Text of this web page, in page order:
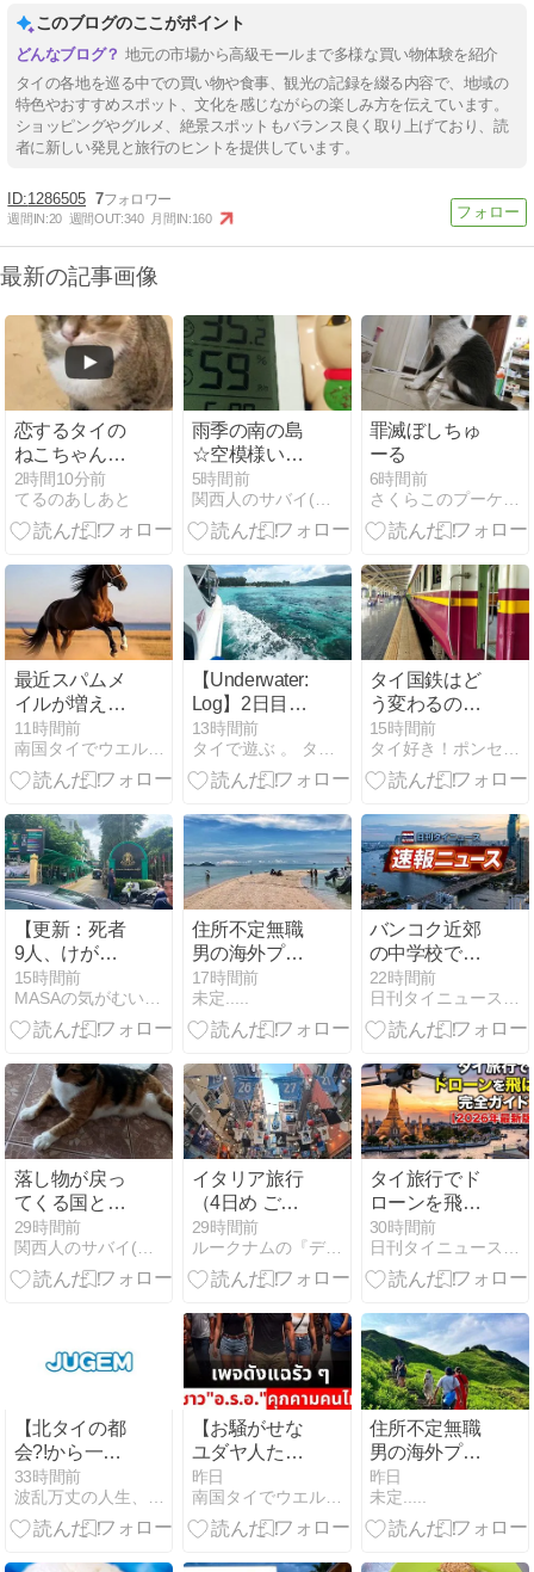
このブログのここがポイント
地元の市場から高級モールまで多様な買い物体験を紹介
タイの各地を巡る中での買い物や食事、観光の記録を綴る内容で、地域の
特色やおすすめスポット、文化を感じながらの楽しみ方を伝えています。
ショッピングやグルメ、絶景スポットもバランス良く取り上げており、読
者に新しい発見と旅行のヒントを提供しています。
1286505 7
週間IN:20 週間OUT:340 月間IN:160
最新の記事画像
恋するタイの
ねこちゃん@
パットのお姉
さんのレスト
ラン
2時間10分前
てるのあしあと
雨季の南の島
☆空模様いろ
いろと三日月
など
5時間前
関西人のサバイ(バル)南国生活
罪滅ぼしちゅ
ーる
6時間前
さくらこのプーケット的日常
最近スパムメ
イルが増えた
ので
DEEPSEEKに
対策をたずね
11時間前
南国タイでウエルネスな生活を
【Underwater:
Log】2日目の
朝はいい天
気、
Honeycomb・
リペ島 2026年
7月26日
13時間前
タイで遊ぶ 。 タイでのダイビングのお話
タイ国鉄はど
う変わるの
か？ レッドラ
インから読み
解くSRTの未
15時間前
タイ好き！ポンセの大冒険
【更新：死者
9人、けが人
15人】バンコ
ク北郊の中高
学校で乱射事
亡・多数負傷
容疑者の生徒
は自殺
15時間前
MASAの気がむいたら日記 2nd Edition
住所不定無職
男の海外プラ
プラ旅(インド
ネシア編第３
章)
17時間前
未定.....
バンコク近郊
の中学校で男
子生徒が銃乱
射、教員や児
童9人死亡15
は祖父母を射
殺
22時間前
日刊タイニュース | タイの今がわかる
落し物が戻っ
てくる国と来
ない国の違い
(私見)
29時間前
関西人のサバイ(バル)南国生活
イタリア旅行
（4日め ご近
所飲み＠ナポ
リ2026年7月
29日）
29時間前
ルークナムの『デブだけどタイで自転車のってます。』
タイ旅行でド
ローンを飛ば
す完全ガイド
【2026年最新
版】
30時間前
日刊タイニュース | タイの今がわかる
【北タイの都
会?!から一
言】誇り間違
い
33時間前
波乱万丈の人生、そして… 旅立ち♪
【お騒がせな
ユダヤ人た
ち】今度はサ
ムイ島のタイ
事業者を恫喝
昨日
南国タイでウエルネスな生活を
住所不定無職
男の海外プラ
プラ旅(インド
ネシア編第２
章)
昨日
未定.....